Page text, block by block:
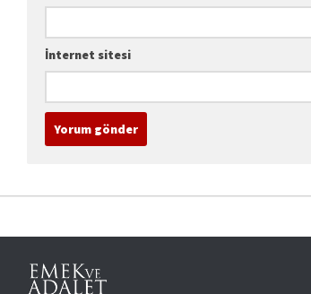
İnternet sitesi